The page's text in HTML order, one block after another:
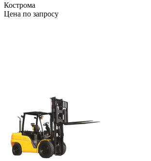
Кострома
Цена по запросу